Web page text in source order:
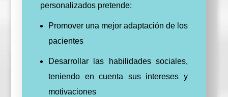
personalizados pretende:
Promover una mejor adaptación de los
pacientes
Desarrollar las habilidades sociales,
teniendo en cuenta sus intereses y
motivaciones